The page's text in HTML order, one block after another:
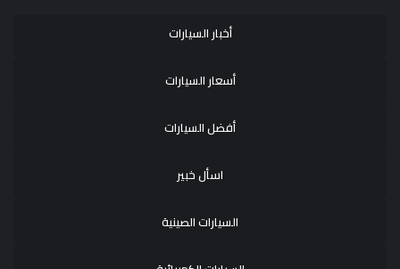
أخبار السيارات
أسعار السيارات
أفضل السيارات
اسأل خبير
السيارات الصينية